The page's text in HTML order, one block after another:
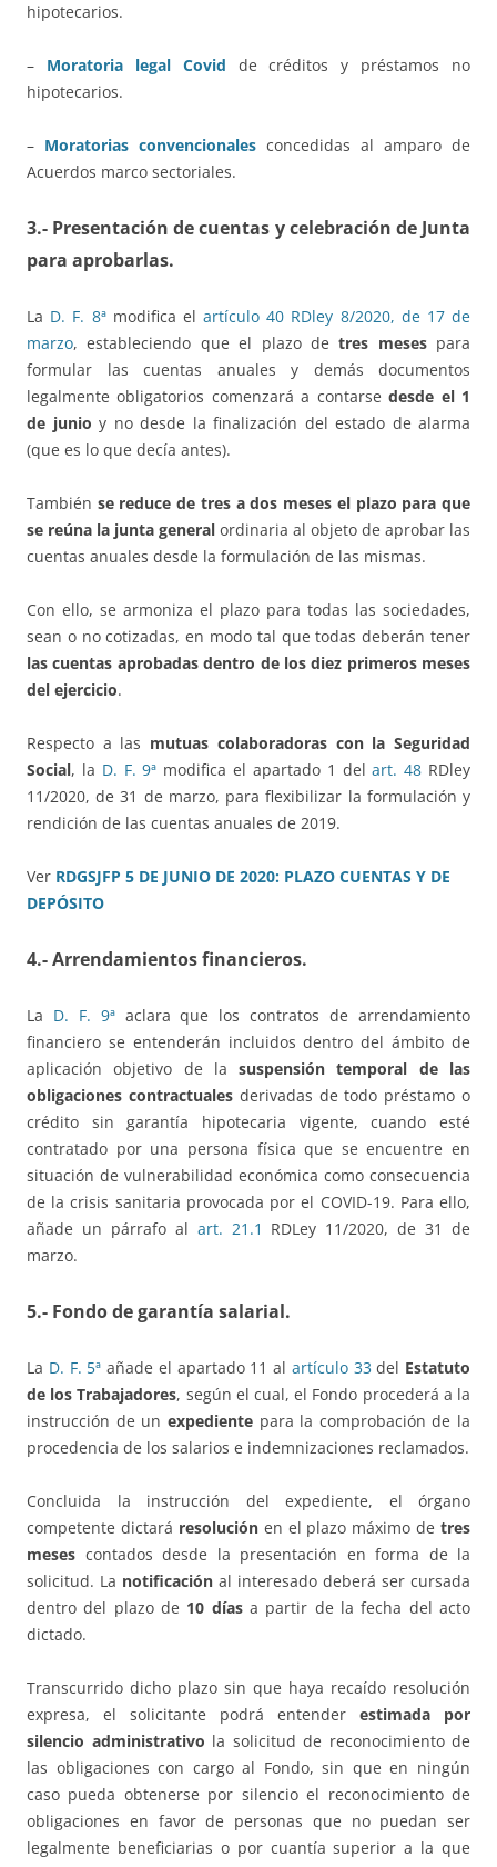
hipotecarios.
– Moratoria legal Covid de créditos y préstamos no
hipotecarios.
– Moratorias convencionales concedidas al amparo de
Acuerdos marco sectoriales.
3.- Presentación de cuentas y celebración de Junta
para aprobarlas.
La D. F. 8ªmodifica elartículo 40 RDley 8/2020, de 17 de
marzo, estableciendo que el plazo detres mesespara
formular las cuentas anuales y demás documentos
legalmente obligatorios comenzará a contarsedesde el 1
de junio y no desde la finalización del estado de alarma
(que es lo que decía antes).
También se reduce de tres a dos meses el plazo para que
se reúna la junta general ordinaria al objeto de aprobar las
cuentas anuales desde la formulación de las mismas.
Con ello, se armoniza el plazo para todas las sociedades,
sean o no cotizadas, en modo tal que todas deberán tener
las cuentas aprobadas dentro de los diez primeros meses
del ejercicio.
Respecto a las mutuas colaboradoras con la Seguridad
Social, la D. F. 9ª modifica el apartado 1 delart. 48 RDley
11/2020, de 31 de marzo, para flexibilizar la formulación y
rendición de las cuentas anuales de 2019.
Ver RDGSJFP 5 DE JUNIO DE 2020: PLAZO CUENTAS Y DE
DEPÓSITO
4.- Arrendamientos financieros.
La D. F. 9ªaclara que los contratos de arrendamiento
financiero se entenderán incluidos dentro del ámbito de
aplicación objetivo de lasuspensión temporal de las
obligaciones contractualesderivadas de todo préstamo o
crédito sin garantía hipotecaria vigente, cuando esté
contratado por una persona física que se encuentre en
situación de vulnerabilidad económica como consecuencia
de la crisis sanitaria provocada por el COVID-19. Para ello,
añade un párrafo al art. 21.1 RDLey 11/2020, de 31 de
marzo.
5.- Fondo de garantía salarial.
La D. F. 5ª añade el apartado 11 al artículo 33 del Estatuto
de los Trabajadores, según el cual, el Fondo procederá a la
instrucción de un expedientepara la comprobación de la
procedencia de los salarios e indemnizaciones reclamados.
Concluida la instrucción del expediente, el órgano
competente dictará resoluciónen el plazo máximo de tres
meses contados desde la presentación en forma de la
solicitud. La notificación al interesado deberá ser cursada
dentro del plazo de 10 díasa partir de la fecha del acto
dictado.
Transcurrido dicho plazo sin que haya recaído resolución
expresa, el solicitante podrá entender estimada por
silencio administrativo la solicitud de reconocimiento de
las obligaciones con cargo al Fondo, sin que en ningún
caso pueda obtenerse por silencio el reconocimiento de
obligaciones en favor de personas que no puedan ser
legalmente beneficiarias o por cuantía superior a la que